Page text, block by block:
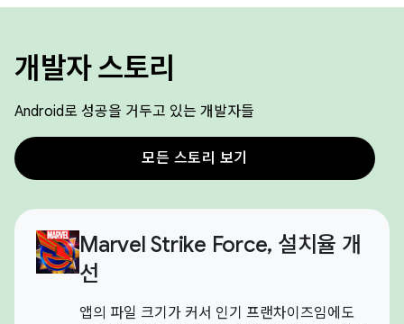
개발자 스토리
Android로 성공을 거두고 있는 개발자들
모든 스토리 보기
Marvel Strike Force, 설치율 개
선
앱의 파일 크기가 커서 인기 프랜차이즈임에도